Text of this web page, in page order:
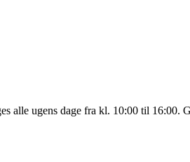
alle ugens dage fra kl. 10:00 til